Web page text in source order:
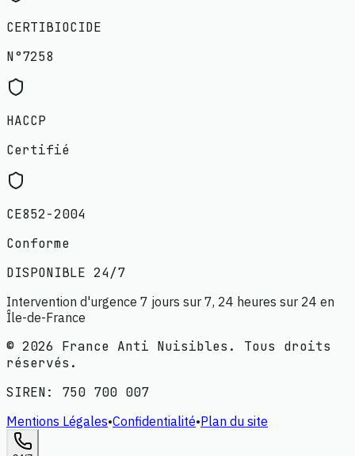
CERTIBIOCIDE
N°7258
HACCP
Certifié
CE852-2004
Conforme
DISPONIBLE 24/7
Intervention d'urgence 7 jours sur 7, 24 heures sur 24 en
Île-de-France
© 2026 France Anti Nuisibles. Tous droits
réservés.
SIREN: 750 700 007
Mentions Légales•Confidentialité•Plan du site